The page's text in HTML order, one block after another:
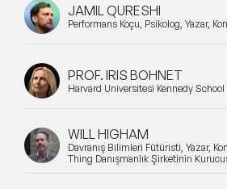
JAMIL QURESHI
Performans Koçu, Psikolog, Yazar,
PROF. IRIS BOHNET
Harvard Üniversitesi Kennedy School
WILL HIGHAM
Davranış Bilimleri Fütüristi, Yazar,
Thing Danışmanlık Şirketinin